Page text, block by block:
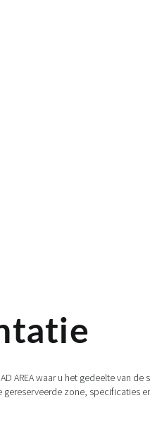
AREA waar u het gedeelte van de
zone, specificaties